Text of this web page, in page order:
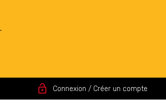
.
lock_open Connexion / Créer un compte